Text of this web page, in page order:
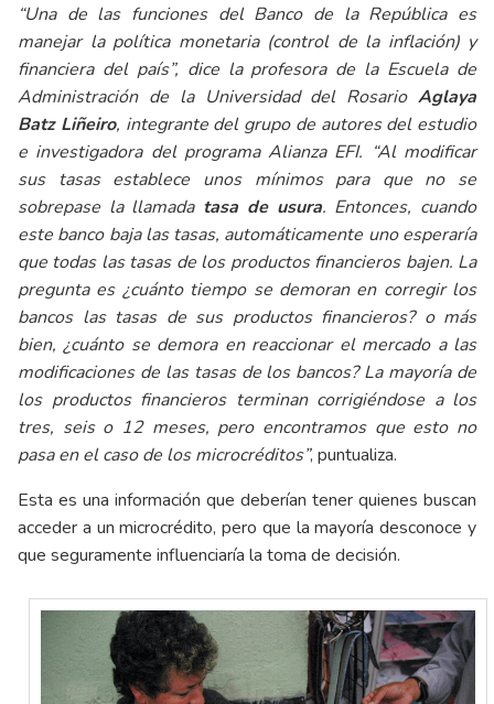
“Una de las funciones del Banco de la República es
manejar la política monetaria (control de la inflación) y
financiera del país”, dice la profesora de la Escuela de
Administración de la Universidad del Rosario Aglaya
Batz Liñeiro, integrante del grupo de autores del estudio
e investigadora del programa Alianza EFI. “Al modificar
sus tasas establece unos mínimos para que no se
sobrepase la llamada tasa de usura. Entonces, cuando
este banco baja las tasas, automáticamente uno esperaría
que todas las tasas de los productos financieros bajen. La
pregunta es ¿cuánto tiempo se demoran en corregir los
bancos las tasas de sus productos financieros? o más
bien, ¿cuánto se demora en reaccionar el mercado a las
modificaciones de las tasas de los bancos? La mayoría de
los productos financieros terminan corrigiéndose a los
tres, seis o 12 meses, pero encontramos que esto no
pasa en el caso de los microcréditos”, puntualiza.
Esta es una información que deberían tener quienes buscan
acceder a un microcrédito, pero que la mayoría desconoce y
que seguramente influenciaría la toma de decisión.